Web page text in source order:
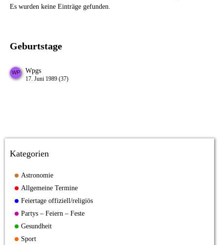
Es wurden keine Einträge gefunden.
Geburtstage
Wpgs
17. Juni 1989 (37)
Kategorien
Astronomie
Allgemeine Termine
Feiertage offiziell/religiös
Partys – Feiern – Feste
Gesundheit
Sport